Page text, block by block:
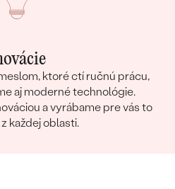
ktoré ctí ručnú prácu,
aj moderné technológie.
a vyrábame pre vás to
každej oblasti.